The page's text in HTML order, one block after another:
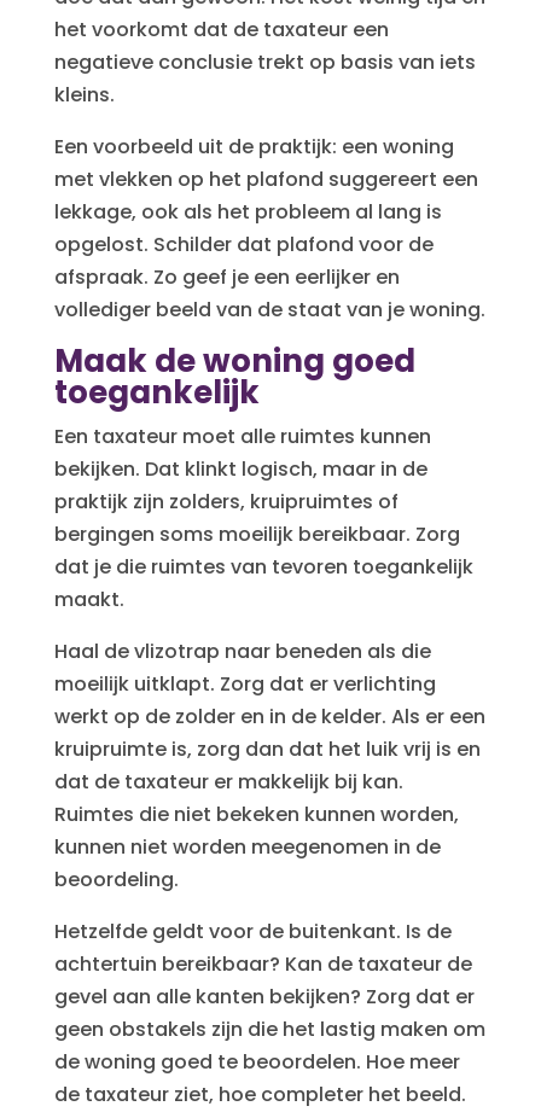
het voorkomt dat de taxateur een
negatieve conclusie trekt op basis van iets
kleins.
Een voorbeeld uit de praktijk: een woning
met vlekken op het plafond suggereert een
lekkage, ook als het probleem al lang is
opgelost. Schilder dat plafond voor de
afspraak. Zo geef je een eerlijker en
vollediger beeld van de staat van je woning.
Maak de woning goed
toegankelijk
Een taxateur moet alle ruimtes kunnen
bekijken. Dat klinkt logisch, maar in de
praktijk zijn zolders, kruipruimtes of
bergingen soms moeilijk bereikbaar. Zorg
dat je die ruimtes van tevoren toegankelijk
maakt.
Haal de vlizotrap naar beneden als die
moeilijk uitklapt. Zorg dat er verlichting
werkt op de zolder en in de kelder. Als er een
kruipruimte is, zorg dan dat het luik vrij is en
dat de taxateur er makkelijk bij kan.
Ruimtes die niet bekeken kunnen worden,
kunnen niet worden meegenomen in de
beoordeling.
Hetzelfde geldt voor de buitenkant. Is de
achtertuin bereikbaar? Kan de taxateur de
gevel aan alle kanten bekijken? Zorg dat er
geen obstakels zijn die het lastig maken om
de woning goed te beoordelen. Hoe meer
de taxateur ziet, hoe completer het beeld.